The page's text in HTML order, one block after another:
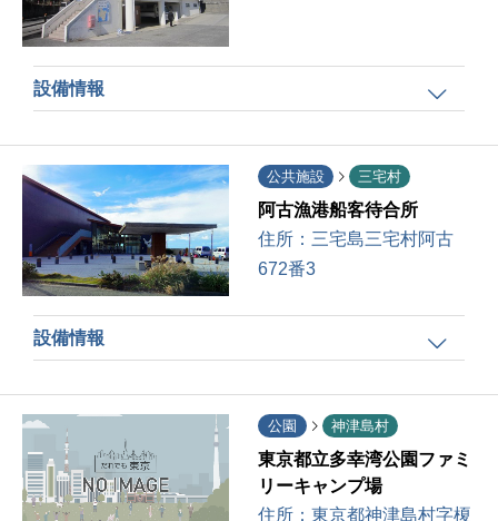
設備情報
公共施設 三宅村
阿古漁港船客待合所
住所： 三宅島三宅村阿古
672番3
設備情報
公園 神津島村
東京都立多幸湾公園ファミ
リーキャンプ場
住所： 東京都神津島村字榎